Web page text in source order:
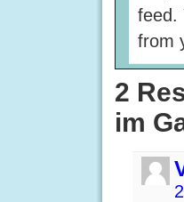
feed.
from
2
im